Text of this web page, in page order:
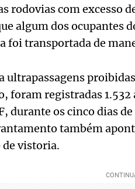
rodovias com excesso
algum dos ocupantes
foi transportada de
ultrapassagens
foram registradas
durante os cinco dias
também
vistoria.